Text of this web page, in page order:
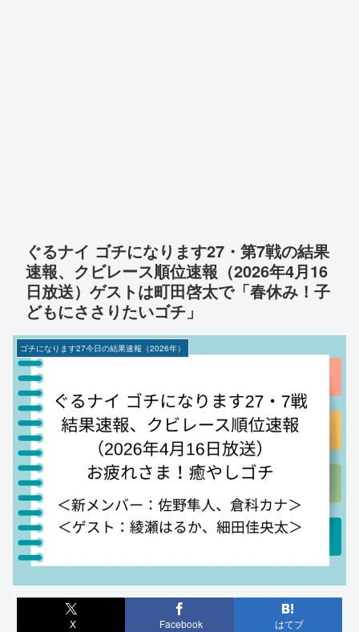
ぐるナイ ゴチになります27・第7戦の結果
速報、クビレース順位速報（2026年4月16
日放送）ゲストは町田啓太で「春休み！子
どもにささりたいゴチ」
ゴチになります27今日の結果速報（2026年）
X Facebook はてブ